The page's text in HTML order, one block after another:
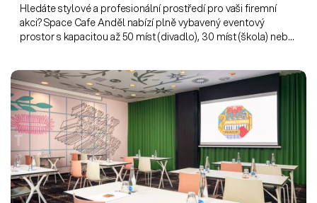
Hledáte stylové a profesionální prostředí pro vaši firemní
akci? Space Cafe Anděl nabízí plně vybavený eventový
prostor s kapacitou až 50 míst (divadlo), 30 míst (škola) nebo